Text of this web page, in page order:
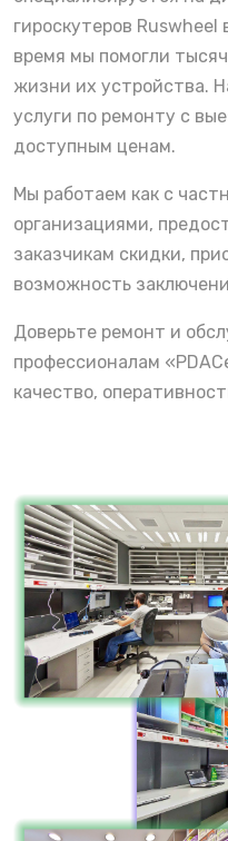
гироскутеров Ruswheel
время мы помогли
жизни их устройства.
услуги по ремонту с
доступным ценам.
Мы работаем как с
организациями,
заказчикам скидки,
возможность
Доверьте ремонт и
профессионалам
качество,